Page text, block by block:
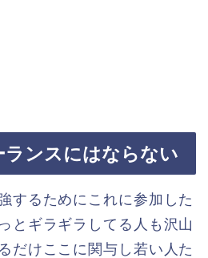
ンスにはならない
するためにこれに参加した
とギラギラしてる人も沢山
だけここに関与し若い人た